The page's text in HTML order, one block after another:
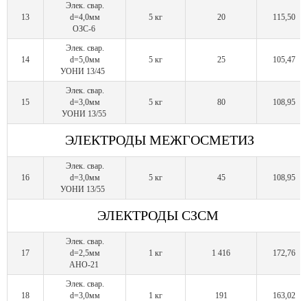
13
Элек. свар.
d=4,0мм
ОЗС-6
5 кг 20 115,50
14
Элек. свар.
d=5,0мм
УОНИ 13/45
5 кг 25 105,47
15
Элек. свар.
d=3,0мм
УОНИ 13/55
5 кг 80 108,95
ЭЛЕКТРОДЫ МЕЖГОСМЕТИЗ
16
Элек. свар.
d=3,0мм
УОНИ 13/55
5 кг 45 108,95
ЭЛЕКТРОДЫ СЗСМ
17
Элек. свар.
d=2,5мм
АНО-21
1 кг 1 416 172,76
18
Элек. свар.
d=3,0мм
1 кг 191 163,02